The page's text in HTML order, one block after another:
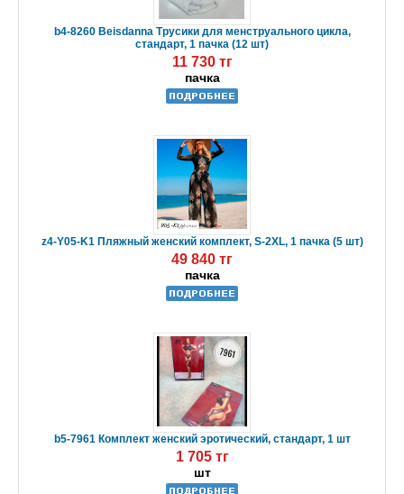
b4-8260 Beisdanna Трусики для менструального цикла,
стандарт, 1 пачка (12 шт)
11 730 тг
пачка
z4-Y05-K1 Пляжный женский комплект, S-2XL, 1 пачка (5 шт)
49 840 тг
пачка
b5-7961 Комплект женский эротический, стандарт, 1 шт
1 705 тг
шт